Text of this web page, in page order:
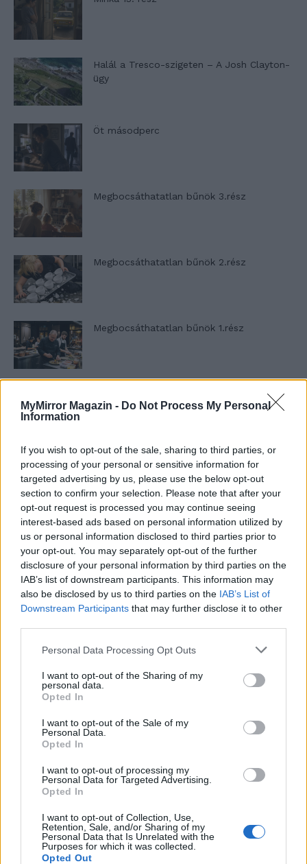
MyMirror Magazin - Do Not Process My Personal
Information
If you wish to opt-out of the sale, sharing to third parties, or
processing of your personal or sensitive information for
targeted advertising by us, please use the below opt-out
section to confirm your selection. Please note that after your
opt-out request is processed you may continue seeing
interest-based ads based on personal information utilized by
us or personal information disclosed to third parties prior to
your opt-out. You may separately opt-out of the further
disclosure of your personal information by third parties on the
IAB’s list of downstream participants. This information may
also be disclosed by us to third parties on the IAB’s List of
Downstream Participants that may further disclose it to other
Personal Data Processing Opt Outs
I want to opt-out of the Sharing of my
personal data.
Opted In
I want to opt-out of the Sale of my
Personal Data.
Opted In
I want to opt-out of processing my
Personal Data for Targeted Advertising.
Opted In
I want to opt-out of Collection, Use,
Retention, Sale, and/or Sharing of my
Personal Data that Is Unrelated with the
Purposes for which it was collected.
Opted Out
Halál a Tresco-szigeten – A Josh Clayton-
ügy
Öt másodperc
Megbocsáthatatlan bűnök 3.rész
Megbocsáthatatlan bűnök 2.rész
Megbocsáthatatlan bűnök 1.rész
Szent Genovéva, a túlélő Franciaország
jelképe
Minka 12. rész
Minka 11. rész
T. szereti a fiatal lányokat 14. rész
Pedig szóltam… – Miért nem hiszünk a
nőknek, amikor segítséget kérnek?
A legidegesítőbb kifejezések laza
gyűjteménye
Elyna Robbs: Adéle és az örökölt árnyak